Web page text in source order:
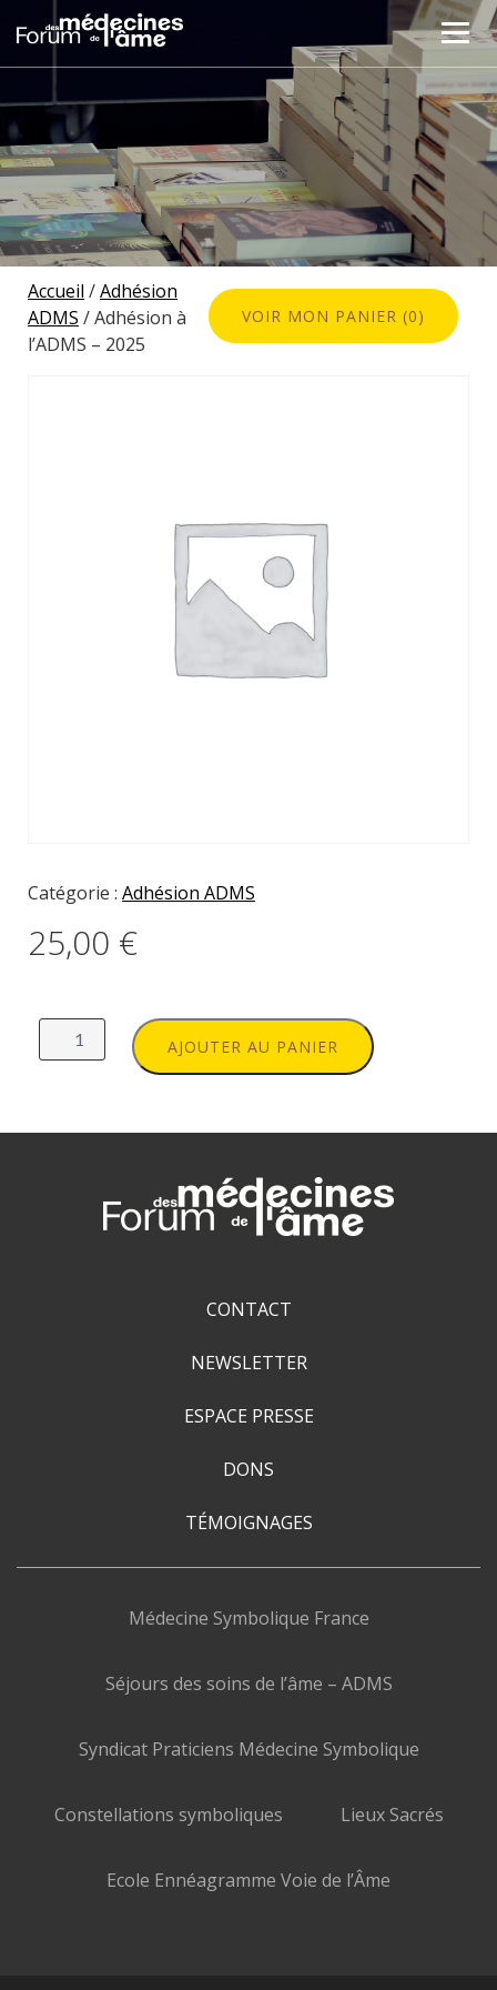
VOIR MON PANIER (0)
Accueil /Adhésion
ADMS / Adhésion à
l’ADMS – 2025
Catégorie : Adhésion ADMS
25,00 €
quantité
AJOUTER AU PANIER
CONTACT
NEWSLETTER
ESPACE PRESSE
DONS
TÉMOIGNAGES
Médecine Symbolique France
Séjours des soins de l’âme – ADMS
Syndicat Praticiens Médecine Symbolique
Constellations symboliques Lieux Sacrés
Ecole Ennéagramme Voie de l’Âme